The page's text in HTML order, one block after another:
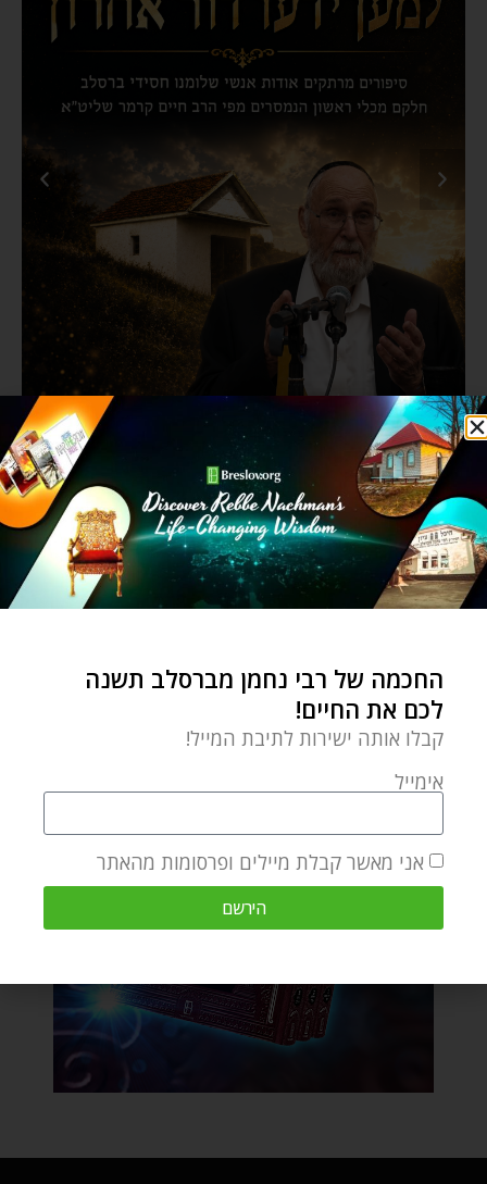
החכמה של רבי נחמן מברסלב תשנה
לכם את החיים!
קבלו אותה ישירות לתיבת המייל!
אימייל
אני מאשר קבלת מיילים ופרסומות מהאתר
הירשם